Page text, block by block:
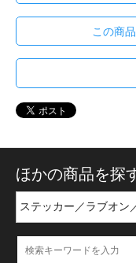
この商
ほかの商品を探